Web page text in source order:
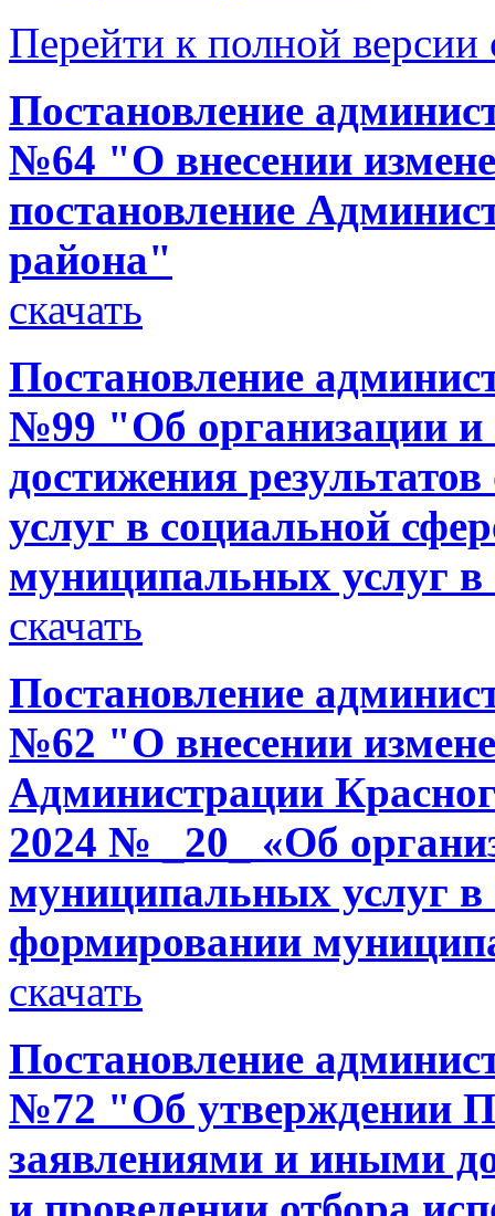
Перейти к полной версии
Постановление
№64 "О внесении
постановление
района"
скачать
Постановление
№99 "Об организации и
достижения
услуг в социальной
муниципальных услуг
скачать
Постановление
№62 "О внесении
Администрации
2024 № _20_ «Об
муниципальных услуг в
формировании
скачать
Постановление
№72 "Об утверждении
заявлениями и иными